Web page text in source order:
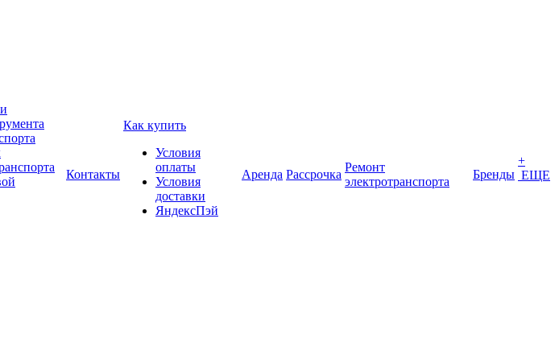
Контакты
Как купить
Условия
оплаты
Условия
доставки
ЯндексПэй
Аренда Рассрочка
Ремонт
электротранспорта
Бренды
+
ЕЩЕ